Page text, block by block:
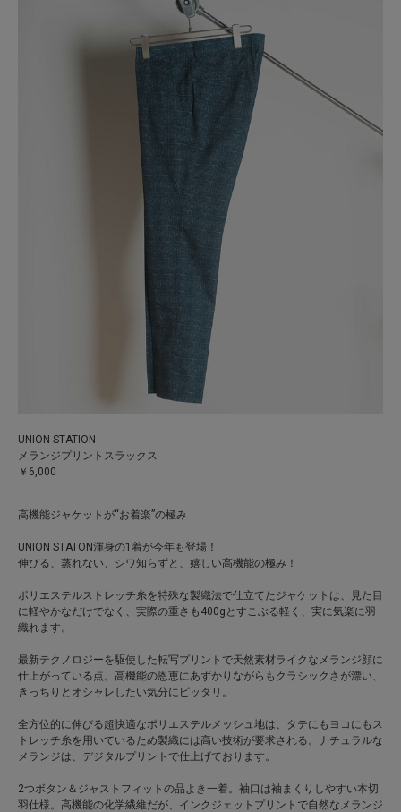
UNION STATION
メランジプリントスラックス
￥6,000
高機能ジャケットが“お着楽”の極み
UNION STATON渾身の1着が今年も登場！
伸びる、蒸れない、シワ知らずと、嬉しい高機能の極み！
ポリエステルストレッチ糸を特殊な製織法で仕立てたジャケットは、見た目
に軽やかなだけでなく、実際の重さも400gとすこぶる軽く、実に気楽に羽
織れます。
最新テクノロジーを駆使した転写プリントで天然素材ライクなメランジ顔に
仕上がっている点。高機能の恩恵にあずかりながらもクラシックさが漂い、
きっちりとオシャレしたい気分にピッタリ。
全方位的に伸びる超快適なポリエステルメッシュ地は、タテにもヨコにもス
トレッチ糸を用いているため製織には高い技術が要求される。ナチュラルな
メランジは、デジタルプリントで仕上げております。
2つボタン＆ジャストフィットの品よき一着。袖口は袖まくりしやすい本切
羽仕様。高機能の化学繊維だが、インクジェットプリントで自然なメランジ